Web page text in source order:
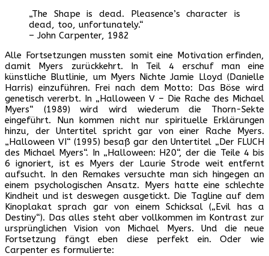
„The Shape is dead. Pleasence’s character is
dead, too, unfortunately.“
– John Carpenter, 1982
Alle Fortsetzungen mussten somit eine Motivation erfinden,
damit Myers zurückkehrt. In Teil 4 erschuf man eine
künstliche Blutlinie, um Myers Nichte Jamie Lloyd (Danielle
Harris) einzuführen. Frei nach dem Motto: Das Böse wird
genetisch vererbt. In „Halloween V – Die Rache des Michael
Myers“ (1989) wird wird wiederum die Thorn-Sekte
eingeführt. Nun kommen nicht nur spirituelle Erklärungen
hinzu, der Untertitel spricht gar von einer Rache Myers.
„Halloween VI“ (1995) besaß gar den Untertitel „Der FLUCH
des Michael Myers“. In „Halloween: H20“, der die Teile 4 bis
6 ignoriert, ist es Myers der Laurie Strode weit entfernt
aufsucht. In den Remakes versuchte man sich hingegen an
einem psychologischen Ansatz. Myers hatte eine schlechte
Kindheit und ist deswegen ausgetickt. Die Tagline auf dem
Kinoplakat sprach gar von einem Schicksal („Evil has a
Destiny“). Das alles steht aber vollkommen im Kontrast zur
ursprünglichen Vision von Michael Myers. Und die neue
Fortsetzung fängt eben diese perfekt ein. Oder wie
Carpenter es formulierte: